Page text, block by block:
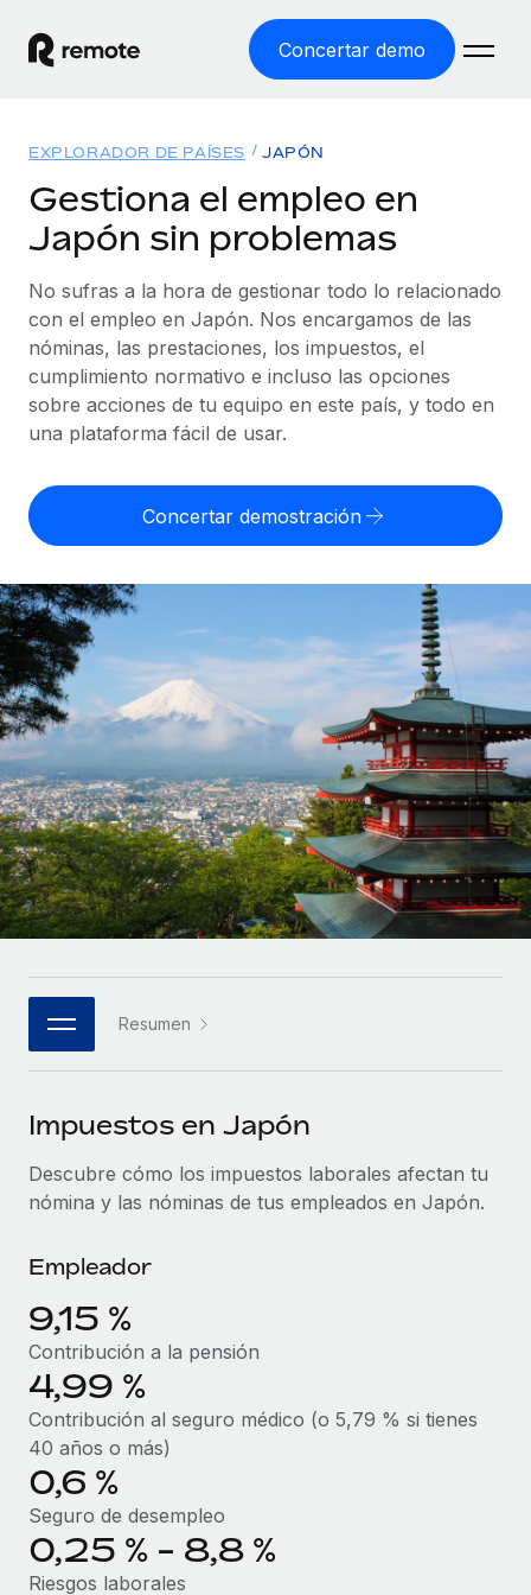
Concertar demo
EMPLEO GLOBAL
Nómina global
Gestiona las nóminas de forma sencilla y conforme a la
legalidad.
Employer of Record
Expándete en todo el mundo sin gastar en entidades.
cumpliendo la normativa.
Integra y gestiona a autónomos globalmente.
PEO
Externaliza tareas laborales complejas.
INFRAESTRUCTURA
Conexión Remote
Integra los RR. HH. en tus flujos de trabajo sin
complicaciones.
Plataforma
Funciones esenciales de RR. HH. integradas para tu
Conectar
Conecta cualquier herramienta de IA con Remote
Optimiza los procesos con herramientas empresariales
esenciales.
Obtén ayuda de gente experta en RR. HH. globales
y cumplimiento normativo.
Comprobaciones de antecedentes
Simplifica los procesos de cribado de candidatos.
Cumplimiento normativo
Adelántate a los riesgos de cumplimiento
normativo.
Gestión de dispositivos
Soluciones
COBERTURA MUNDIAL
Explorador de países
Consulta el soporte del empleo global según el país.
Explorador estatal de EE. UU.
Simplifica la contratación en todos los estados de EE.
Comparador de Remote
Compáranos con otras empresas.
ETAPAS DE CRECIMIENTO
Startups
Soluciones ágiles de RR. HH. globales y nóminas para
empresas en crecimiento.
Mediana empresa
Amplía tu equipo con soluciones de RR. HH.
personalizadas.
Empresa
RR. HH. globales para grandes empresas.
ASOCIARSE
Socios tecnológicos estratégicos
Integra la gestión de los RR. HH. globales en tu
Asociarse
Remote Build Próximamente
CASOS PRÁCTICOS
Recursos
HERRAMIENTAS Y CALCULADORAS
Calculadora del riesgo de clasificación errónea
Consulta el riesgo de clasificación errónea por país.
cualquier país.
Descubre opciones de divisas y tiempos de pago para
autónomos globales.
APRENDIZAJE CON REMOTE
Guías y recursos
Casos prácticos
Glosario de RR. HH.
Listas de verificación y plantillas
Biblioteca de descripciones de puestos
Webinarios
Información sobre salarios y talento
Centro de información
Consulta todos los recursos
BLOG
Nómina global
EOR y PEO
Contractor Management
Impuestos
Precios
English
Nederlands
Français
Deutsch
Español
Italiano
Português (Portugal)
日本語
한국어
中文（简体）
EXPLORADOR DE PAÍSES JAPÓN
Gestiona el empleo en
Japón sin problemas
No sufras a la hora de gestionar todo lo relacionado
con el empleo en Japón. Nos encargamos de las
nóminas, las prestaciones, los impuestos, el
cumplimiento normativo e incluso las opciones
sobre acciones de tu equipo en este país, y todo en
una plataforma fácil de usar.
Concertar demostración
Resumen
Impuestos en Japón
Descubre cómo los impuestos laborales afectan tu
nómina y las nóminas de tus empleados en Japón.
Empleador
9,15 %
Contribución a la pensión
4,99 %
Contribución al seguro médico (o 5,79 % si tienes
40 años o más)
0,6 %
Seguro de desempleo
0,25 % - 8,8 %
Riesgos laborales